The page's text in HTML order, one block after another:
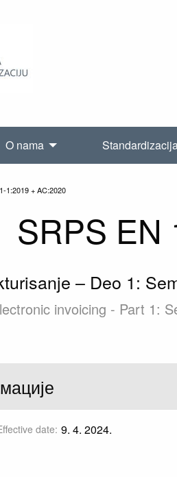
O nama
1:2019 + AC:2020
SRPS EN
– Deo 1:
invoicing - Part 1:
date: 9. 4. 2024.